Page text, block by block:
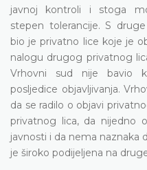
javnoj kontroli i stoga
stepen tolerancije. S
bio je privatno lice koje je
nalogu drugog privatnog
Vrhovni sud nije bavio
posljedice objavljivanja.
da se radilo o objavi
privatnog lica, da nijedno
javnosti i da nema naznaka
je široko podijeljena na